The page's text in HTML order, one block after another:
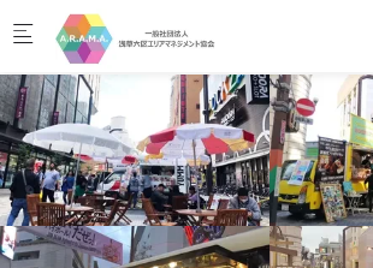
Skip to main content